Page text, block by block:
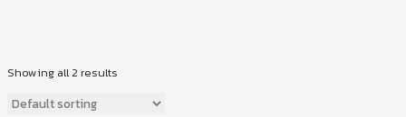
Showing all 2 results